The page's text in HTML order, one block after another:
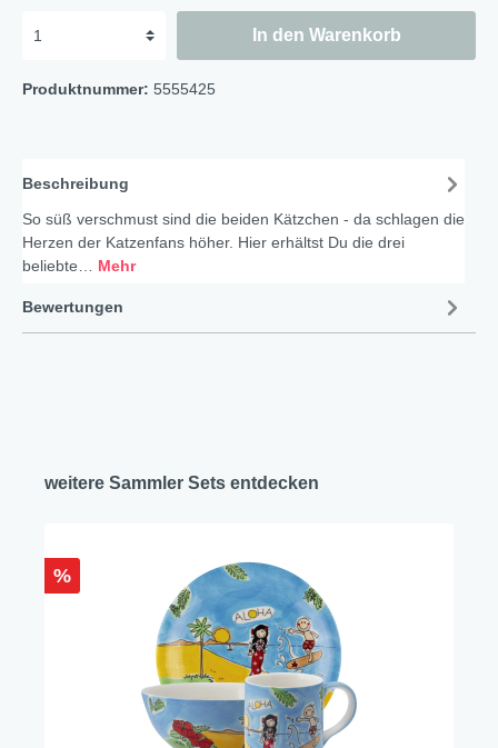
In den Warenkorb
Produktnummer: 5555425
Beschreibung
So süß verschmust sind die beiden Kätzchen - da schlagen die
Herzen der Katzenfans höher. Hier erhältst Du die drei
beliebte… Mehr
Bewertungen
weitere Sammler Sets entdecken
%